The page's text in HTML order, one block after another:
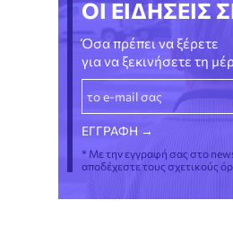
ΟΙ ΕΙΔΗΣΕΙΣ
Όσα πρέπει να ξέρετε
για να ξεκινήσετε τη
* Με την εγγραφή σας στο
αποδέχεστε τους σχετικούς